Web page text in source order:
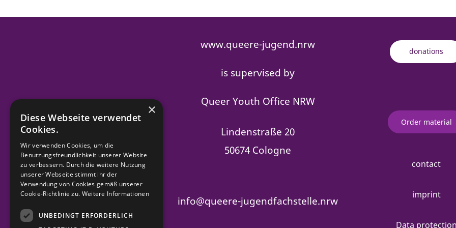
www.queere-jugend.nrw
is supervised by
Queer Youth Office NRW
Lindenstraße 20
50674 Cologne
info@queere-jugendfachstelle.nrw
donations
Order material
contact
imprint
Data
×
Diese Webseite verwendet
Cookies.
Wir verwenden Cookies, um die
Benutzungsfreundlichkeit unserer Website
zu verbessern. Durch die weitere Nutzung
unserer Webseite stimmt ihr der
Verwendung von Cookies gemäß unserer
Cookie-Richtlinie zu. Weitere Informationen
UNBEDINGT ERFORDERLICH